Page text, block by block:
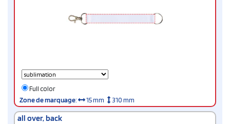
Full color
Zone de marquage: 15 mm 310 mm
all over, back